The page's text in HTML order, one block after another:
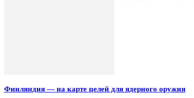
Финляндия — на карте целей для ядерного оружия